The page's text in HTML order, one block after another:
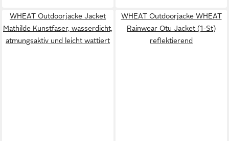
WHEAT Outdoorjacke Jacket
Mathilde Kunstfaser, wasserdicht,
atmungsaktiv und leicht wattiert
WHEAT Outdoorjacke WHEAT
Rainwear Otu Jacket (1-St)
reflektierend